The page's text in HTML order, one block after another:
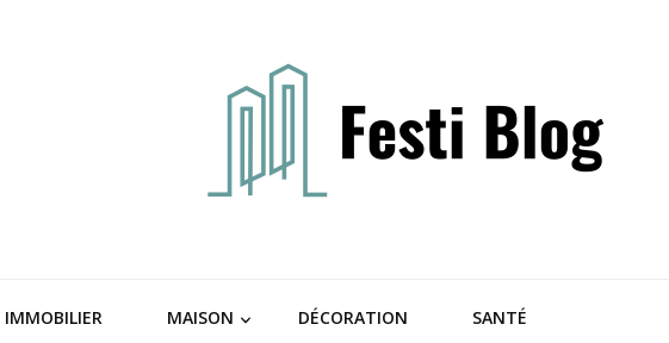
IMMOBILIER MAISON DÉCORATION SANTÉ